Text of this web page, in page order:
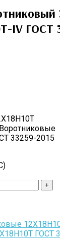
IV ГОСТ
Воротниковые
33259-2015
+
ГОСТ